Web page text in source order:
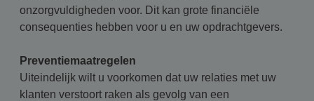
onzorgvuldigheden voor. Dit kan grote financiële
consequenties hebben voor u en uw opdrachtgevers.
Preventiemaatregelen
Uiteindelijk wilt u voorkomen dat uw relaties met uw
klanten verstoort raken als gevolg van een